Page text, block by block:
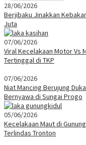
28/06/2026
Berjibaku Jinakkan
Juta
07/06/2026
Viral Kecelakaan Motor Vs
Tertinggal di TKP
07/06/2026
Niat Mancing Berujung
Bernyawa di Sungai Progo
05/06/2026
Kecelakaan Maut di
Terlindas Tronton